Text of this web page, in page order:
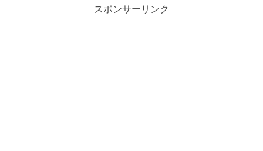
スポンサーリンク